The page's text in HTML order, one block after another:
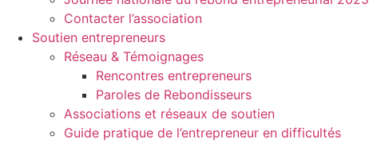
Contacter l’association
Soutien entrepreneurs
Réseau & Témoignages
Rencontres entrepreneurs
Paroles de Rebondisseurs
Associations et réseaux de soutien
Guide pratique de l’entrepreneur en difficultés